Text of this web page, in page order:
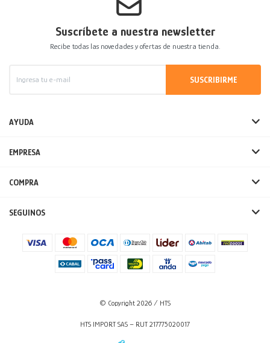
Suscríbete a nuestra newsletter
Recibe todas las novedades y ofertas de nuestra tienda.
SUSCRIBIRME
AYUDA
EMPRESA
COMPRA
SEGUINOS
© Copyright 2026 / HTS
HTS IMPORT SAS – RUT 217775020017